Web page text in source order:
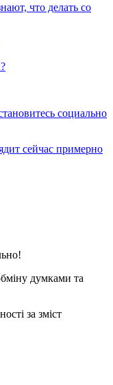
что делать со
социально
сейчас примерно
думками та
за зміст